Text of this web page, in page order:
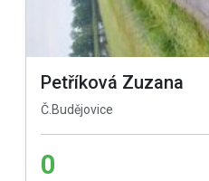
Petříková Zuzana
Č.Budějovice
0